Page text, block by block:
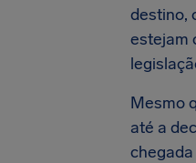
destino,
estejam
Mesmo
até a